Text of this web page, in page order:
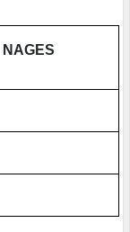
NAGES